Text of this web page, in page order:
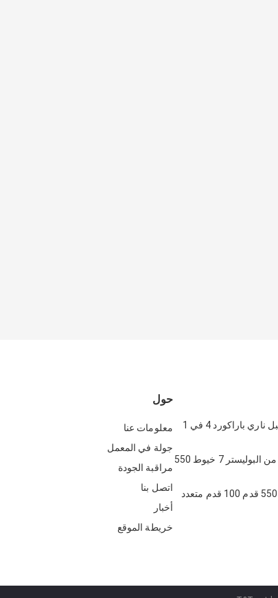
حول
معلومات عنا
جولة في المعمل
مراقبة الجودة
اتصل بنا
أخبار
خريطة الموقع
بولي 550 باراكورد حبل ناري باراكورد 4 في 1
حبل نايلون 100 قدم من البوليستر 7 خيوط 550
حبل باراكورد عاكس 550 قدم 100 قدم متعدد